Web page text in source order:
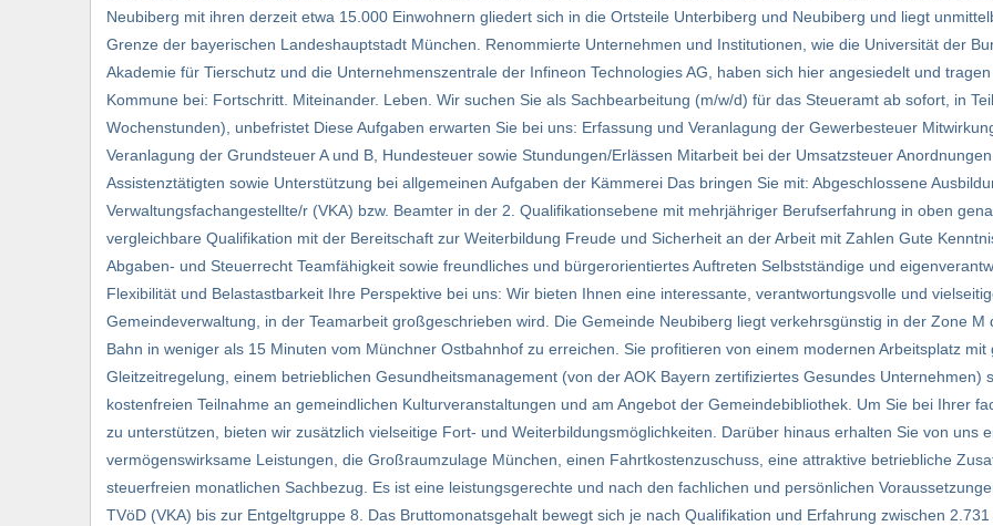
Neubiberg mit ihren derzeit etwa 15.000 Einwohnern gliedert sich in die Ortsteile Unterbiberg und Neubiberg und liegt
Grenze der bayerischen Landeshauptstadt München. Renommierte Unternehmen und Institutionen, wie die Universität der
Akademie für Tierschutz und die Unternehmenszentrale der Infineon Technologies AG, haben sich hier angesiedelt und
Kommune bei: Fortschritt. Miteinander. Leben. Wir suchen Sie als Sachbearbeitung (m/w/d) für das Steueramt ab sofort, in
Wochenstunden), unbefristet Diese Aufgaben erwarten Sie bei uns: Erfassung und Veranlagung der Gewerbesteuer
Veranlagung der Grundsteuer A und B, Hundesteuer sowie Stundungen/Erlässen Mitarbeit bei der Umsatzsteuer
Assistenztätigten sowie Unterstützung bei allgemeinen Aufgaben der Kämmerei Das bringen Sie mit: Abgeschlossene
Verwaltungsfachangestellte/r (VKA) bzw. Beamter in der 2. Qualifikationsebene mit mehrjähriger Berufserfahrung in oben
vergleichbare Qualifikation mit der Bereitschaft zur Weiterbildung Freude und Sicherheit an der Arbeit mit Zahlen Gute
Abgaben- und Steuerrecht Teamfähigkeit sowie freundliches und bürgerorientiertes Auftreten Selbstständige und
Flexibilität und Belastastbarkeit Ihre Perspektive bei uns: Wir bieten Ihnen eine interessante, verantwortungsvolle und
Gemeindeverwaltung, in der Teamarbeit großgeschrieben wird. Die Gemeinde Neubiberg liegt verkehrsgünstig in der Zone M
Bahn in weniger als 15 Minuten vom Münchner Ostbahnhof zu erreichen. Sie profitieren von einem modernen Arbeitsplatz mit
Gleitzeitregelung, einem betrieblichen Gesundheitsmanagement (von der AOK Bayern zertifiziertes Gesundes Unternehmen)
kostenfreien Teilnahme an gemeindlichen Kulturveranstaltungen und am Angebot der Gemeindebibliothek. Um Sie bei Ihrer
zu unterstützen, bieten wir zusätzlich vielseitige Fort- und Weiterbildungsmöglichkeiten. Darüber hinaus erhalten Sie von uns
vermögenswirksame Leistungen, die Großraumzulage München, einen Fahrtkostenzuschuss, eine attraktive betriebliche
steuerfreien monatlichen Sachbezug. Es ist eine leistungsgerechte und nach den fachlichen und persönlichen
TVöD (VKA) bis zur Entgeltgruppe 8. Das Bruttomonatsgehalt bewegt sich je nach Qualifikation und Erfahrung zwischen